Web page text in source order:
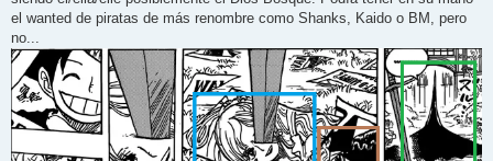
el wanted de piratas de más renombre como Shanks, Kaido o BM, pero
no...